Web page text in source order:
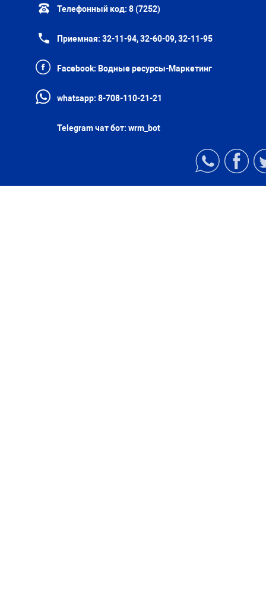
Телефонный код: 8 (7252)
Приемная: 32-11-94, 32-60-09, 32-11-95
Facebook: Водные ресурсы-Маркетинг
whatsapp: 8-708-110-21-21
Telegram чат бот: wrm_bot